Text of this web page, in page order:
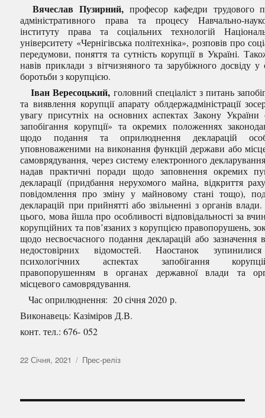
Вячеслав Пузирний, професор кафедри трудового
адміністративного права та процесу Навчально-
інституту права та соціальних технологій
університету «Чернігівська політехніка», розповів про
передумови, поняття та сутність корупції в Україні.
навів приклади з вітчизняного та зарубіжного досвіду у
боротьби з корупцією.
Іван Вересоцький, головний спеціаліст з питань
та виявлення корупції апарату облдержадміністрації
увагу присутніх на основних аспектах Закону
запобігання корупції» та окремих положеннях
щодо подання та оприлюднення декларацій
уповноваженими на виконання функцій держави або
самоврядування, через систему електронного
надав практичні поради щодо заповнення окремих
декларації (придбання нерухомого майна, відкриття
повідомлення про зміну у майновому стані тощо),
декларацій при прийнятті або звільненні з органів
цього, мова йшла про особливості відповідальності за
корупційних та пов’язаних з корупцією правопорушень,
щодо несвоєчасного подання декларацій або зазначення
недостовірних відомостей. Наостанок
психологічних аспектах запобігання
правопорушенням в органах державної влади та
місцевого самоврядування.
Час оприлюднення: 20 січня 2020 р.
Виконавець: Казіміров Д.В.
конт. тел.: 676- 052
Оприлюднено
22 Січня, 2021 Категорії
Прес-реліз